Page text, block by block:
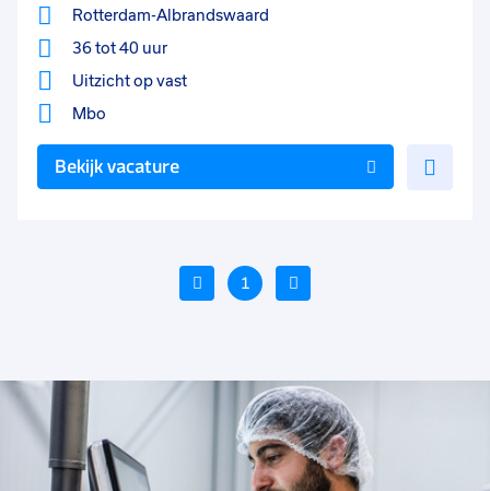
Rotterdam-Albrandswaard
36 tot 40 uur
Uitzicht op vast
Mbo
Bekijk vacature
Vorige
1
Voeg
Voeg
toe
aan